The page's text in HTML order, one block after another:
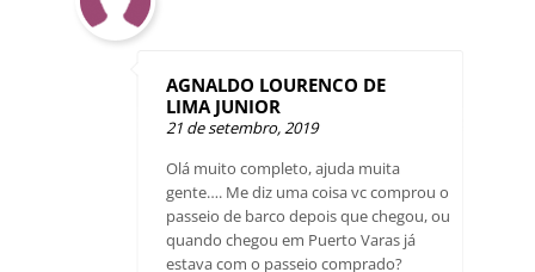
AGNALDO LOURENCO DE
LIMA JUNIOR
21 de setembro, 2019
Olá muito completo, ajuda muita
gente…. Me diz uma coisa vc comprou o
passeio de barco depois que chegou, ou
quando chegou em Puerto Varas já
estava com o passeio comprado?